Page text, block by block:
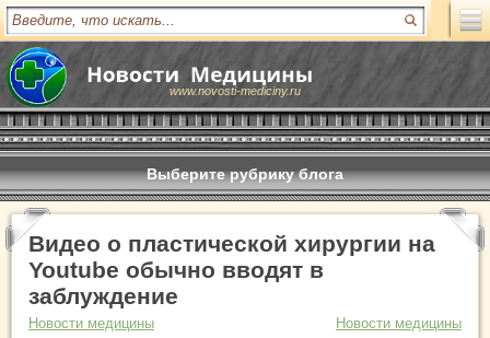
www.novosti-mediciny.ru
Выберите рубрику блога
Видео о пластической хирургии на
Youtube обычно вводят в
заблуждение
Новости медицины
Новости медицины